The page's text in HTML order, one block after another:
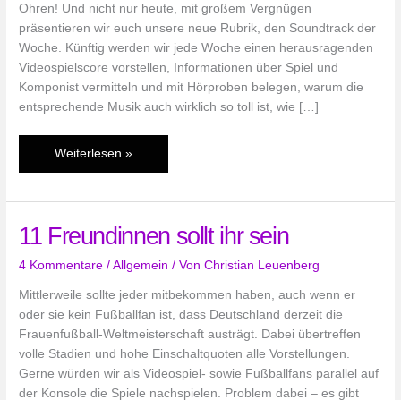
Ohren! Und nicht nur heute, mit großem Vergnügen
präsentieren wir euch unsere neue Rubrik, den Soundtrack der
Woche. Künftig werden wir jede Woche einen herausragenden
Videospielscore vorstellen, Informationen über Spiel und
Komponist vermitteln und mit Hörproben belegen, warum die
entsprechende Musik auch wirklich so toll ist, wie […]
Soundtrack
der
Force
(N64)
Weiterlesen »
11 Freundinnen sollt ihr sein
4 Kommentare /Allgemein / VonChristian Leuenberg
Mittlerweile sollte jeder mitbekommen haben, auch wenn er
oder sie kein Fußballfan ist, dass Deutschland derzeit die
Frauenfußball-Weltmeisterschaft austrägt. Dabei übertreffen
volle Stadien und hohe Einschaltquoten alle Vorstellungen.
Gerne würden wir als Videospiel- sowie Fußballfans parallel auf
der Konsole die Spiele nachspielen. Problem dabei – es gibt